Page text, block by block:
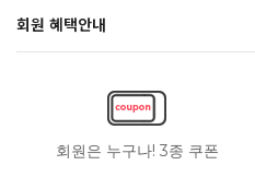
회원 혜택안내
회원은 누구나! 3종 쿠폰